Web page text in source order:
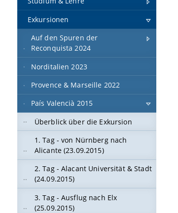
Exkursionen
Auf den Spuren der
Reconquista 2024
Norditalien 2023
Provence & Marseille 2022
País Valencià 2015
Überblick über die Exkursion
1. Tag - von Nürnberg nach
Alicante (23.09.2015)
2. Tag - Alacant Universität & Stadt
(24.09.2015)
3. Tag - Ausflug nach Elx
(25.09.2015)